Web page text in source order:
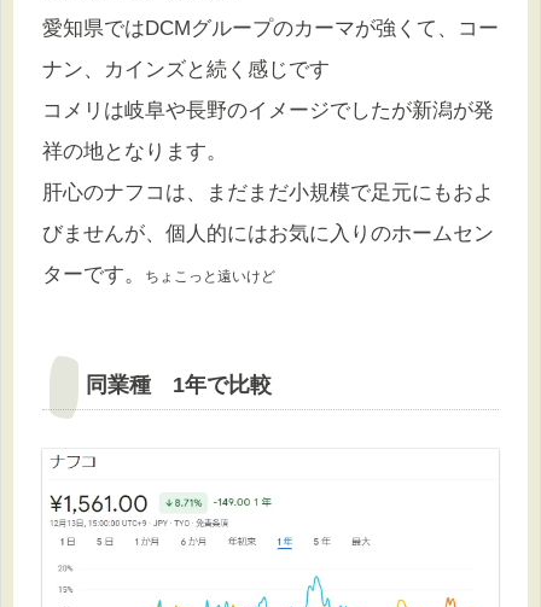
愛知県ではDCMグループのカーマが強くて、コー
ナン、カインズと続く感じです
コメリは岐阜や長野のイメージでしたが新潟が発
祥の地となります。
肝心のナフコは、まだまだ小規模で足元にもおよ
びませんが、個人的にはお気に入りのホームセン
ターです。
ちょこっと遠いけど
同業種 1年で比較